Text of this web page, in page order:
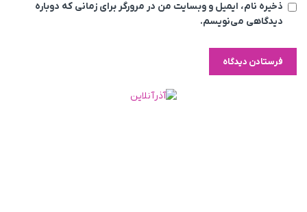
ذخیره نام، ایمیل و وبسایت من در مرورگر برای زمانی که دوباره
دیدگاهی می‌نویسم.